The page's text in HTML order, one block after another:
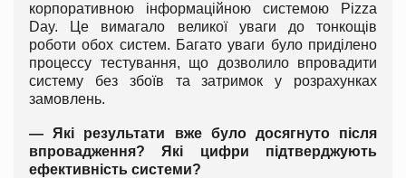
корпоративною інформаційною системою Pizza
Day. Це вимагало великої уваги до тонкощів
роботи обох систем. Багато уваги було приділено
процессу тестування, що дозволило впровадити
систему без збоїв та затримок у розрахунках
замовлень.
— Які результати вже було досягнуто після
впровадження? Які цифри підтверджують
ефективність системи?